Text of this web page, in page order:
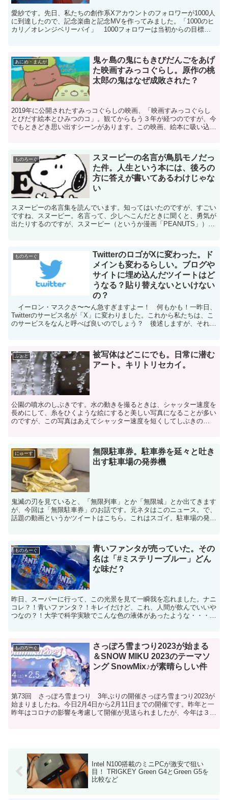
愛紗です。先日、私たちの創作系Xアカウントのフォロワーが1000人
に到達したので、記念楽曲と記念MVを作ってみました。「1000のヒ
カリ／オレンジベリーパイ」 1000フォロワーは当初からの目標だ
あにめ・まんが
鬼ヶ島の鬼にもきびだんごをあげ
た映画すみっコぐらし。原作の桃
太郎の鬼はなぜ成敗された？
2019年に公開されたすみっコぐらしの映画、「映画すみっコぐらし
とびだす絵本とひみつのコ」。観てからもう３年が経つのですが、今
でもときどき思い出すシーンがあります。この映画、絵本に吸い込ま
ものろーぐ
スヌーピーの名言が鳥肌モノだっ
た件。人生という本には、後ろの
方に答えが書いてあるわけじゃな
い
スヌーピーの名言集を読んでいます。知ってはいたのですが、すごい
ですね、スヌーピー。名言って、少しへこんだときに聞くと、勇気が
出たりするのですが、スヌーピー（というか漫画「PEANUTS」）に
ものろーぐ
TwitterのロゴがXに変わった。ド
メインも変わるらしい。ブログや
サイトに埋め込んだツイートはど
うなる？貼り替えないといけない
の？
イーロン・マスクさ〜〜ん急すぎますよー！ 何もかも！一昨日、
Twitterのサービス名が「X」に変わりました。これから私たちは、こ
のサービスをなんと呼べば良いのでしょう？ 後述しますが、それ以
ふぉと
被写体はどこにでも。日常に潜む
アート。キリトリセカイ。
公園の噴水のしぶきです。水の動きを撮るときは、シャッター速度を
長めにして、糸をひくような絵にすると美しい写真になることが多い
のですが、この写真はあえてシャッター速度を短くしてしぶきの
にゅーす
無限駐車券。駐車券を延々と吐き
出す駐車場の発券機
鬼滅の刃を見ていると、「無限列車」とか「無限城」とか出てきます
が、今回は「無限駐車券」のお話です。元ネタはこのニュース。で、
話題の動画というかツイートはこちら。これはスゴイ。駐車場の発券
ものろーぐ
青いファンタが売っていた。その
名は「#ミステリーブルー」どん
な味だ？
昨日、スーパーに行って、この光景を見て一瞬我を忘れました。ナニ
コレ？！青いファンタ？！キレイだけど、これ、人間が飲んでいいや
つなの？！大学で科学実験でこんな色の液体があったような・・・
ものろーぐ
さっぽろ雪まつり2023が始まる
＆SNOW MIKU 2023のテーマソ
ング SnowMix♪が素晴らしい件
第73回 さっぽろ雪まつり 3年ぶりの開催さっぽろ雪まつり2023が
始まりましたね。今日2月4日から2月11日までの開催です。昨年と一
昨年はコロナの影響を考慮して開催が見送られましたが、今年は３年
Intel N100搭載のミニPCが激安で狙い
目！ TRIGKEY Green G4とGreen G5を
比較など